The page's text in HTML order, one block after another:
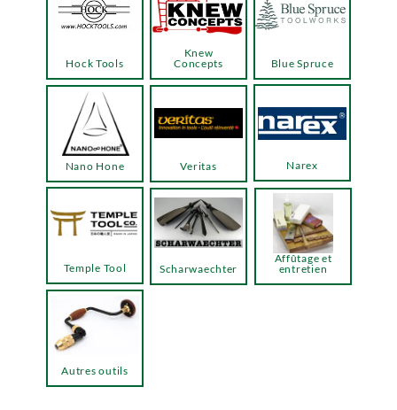
Hock Tools
Knew
Concepts
Temple Tool
Blue Spruce
Narex
Veritas
Nano Hone
Autres outils
Scharwaechter
Affûtage et
entretien